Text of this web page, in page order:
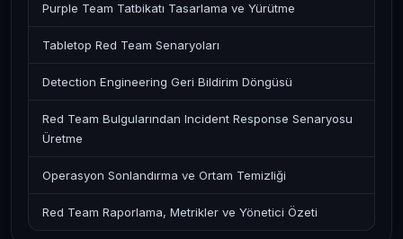
Purple Team Tatbikatı Tasarlama ve Yürütme
Tabletop Red Team Senaryoları
Detection Engineering Geri Bildirim Döngüsü
Red Team Bulgularından Incident Response Senaryosu
Üretme
Operasyon Sonlandırma ve Ortam Temizliği
Red Team Raporlama, Metrikler ve Yönetici Özeti